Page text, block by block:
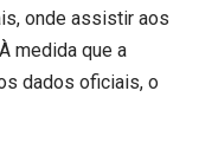
onde assistir aos
medida que a
dados oficiais, o